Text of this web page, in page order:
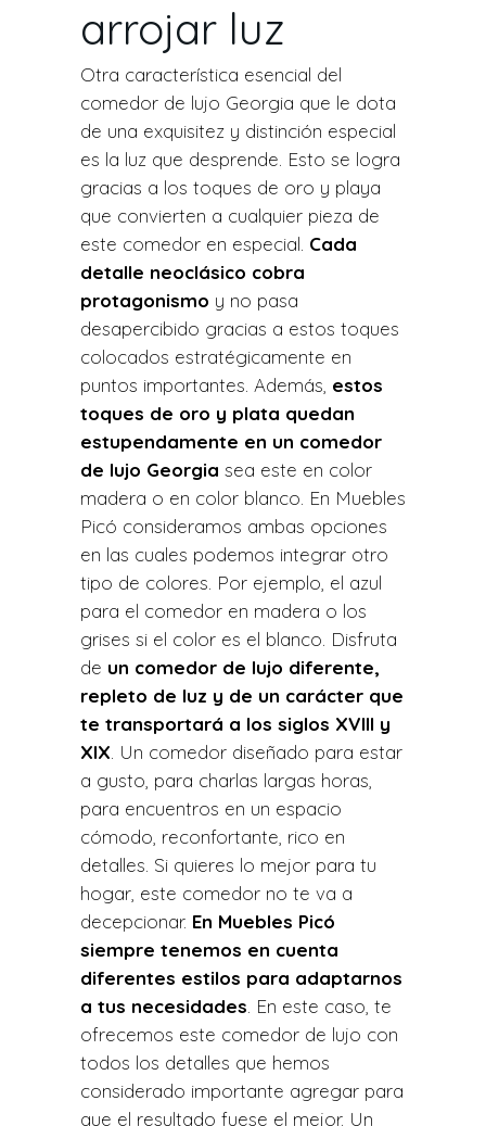
arrojar luz
Otra característica esencial del
comedor de lujo Georgia que le dota
de una exquisitez y distinción especial
es la luz que desprende. Esto se logra
gracias a los toques de oro y playa
que convierten a cualquier pieza de
este comedor en especial. Cada
detalle neoclásico cobra
protagonismo y no pasa
desapercibido gracias a estos toques
colocados estratégicamente en
puntos importantes. Además, estos
toques de oro y plata quedan
estupendamente en un comedor
de lujo Georgia sea este en color
madera o en color blanco. En Muebles
Picó consideramos ambas opciones
en las cuales podemos integrar otro
tipo de colores. Por ejemplo, el azul
para el comedor en madera o los
grises si el color es el blanco. Disfruta
de un comedor de lujo diferente,
repleto de luz y de un carácter que
te transportará a los siglos XVIII y
XIX. Un comedor diseñado para estar
a gusto, para charlas largas horas,
para encuentros en un espacio
cómodo, reconfortante, rico en
detalles. Si quieres lo mejor para tu
hogar, este comedor no te va a
decepcionar. En Muebles Picó
siempre tenemos en cuenta
diferentes estilos para adaptarnos
a tus necesidades. En este caso, te
ofrecemos este comedor de lujo con
todos los detalles que hemos
considerado importante agregar para
que el resultado fuese el mejor. Un